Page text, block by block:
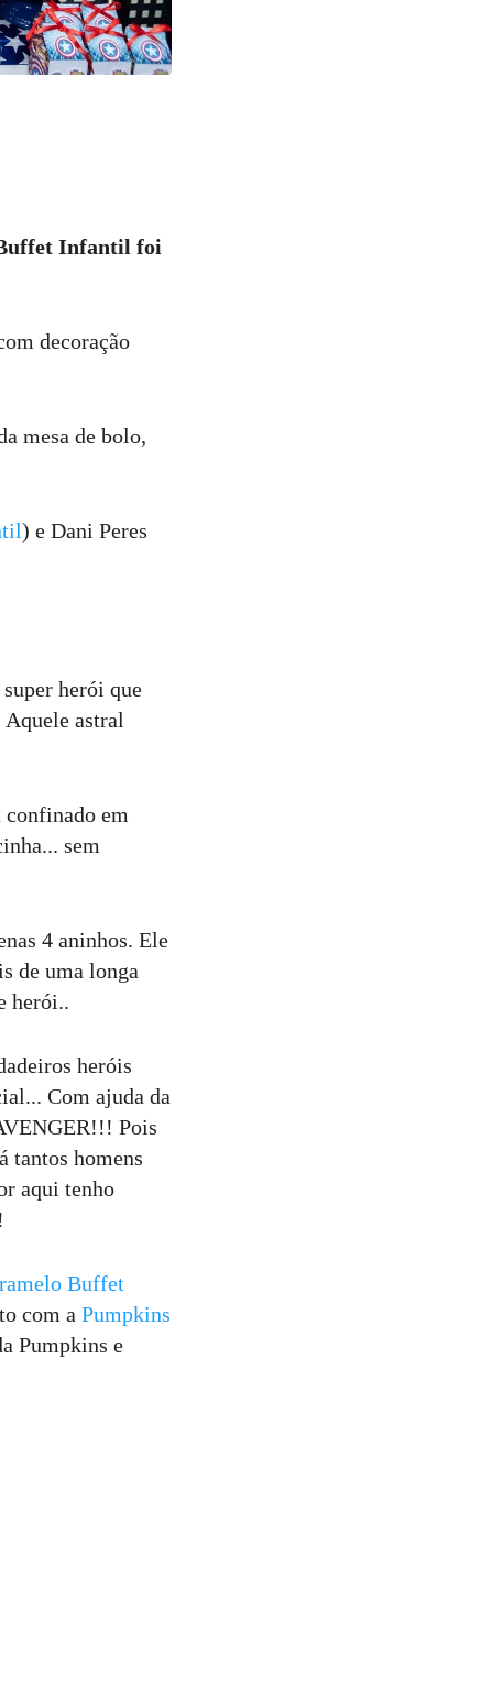
Infantil foi
decoração
mesa de bolo,
) e Dani Peres
herói que
astral
confinado em
sem
4 aninhos. Ele
de uma longa
herói..
heróis
Com ajuda da
Pois
tantos homens
aqui tenho
Buffet
com a Pumpkins
Pumpkins e